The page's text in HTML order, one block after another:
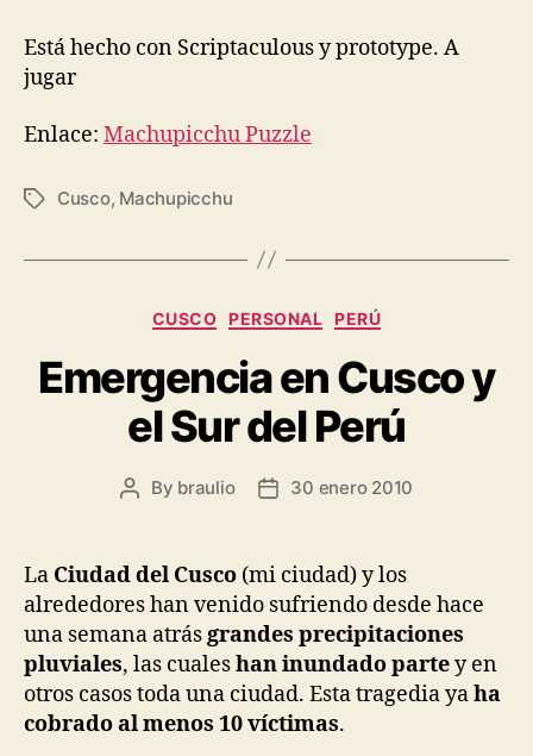
Está hecho con Scriptaculous y prototype. A
jugar
Enlace: Machupicchu Puzzle
TagsCusco, Machupicchu
Categories
CUSCO PERSONAL PERÚ
Emergencia en Cusco y
el Sur del Perú
Post
By braulio
Post30 enero 2010
La Ciudad del Cusco (mi ciudad) y los
alrededores han venido sufriendo desde hace
una semana atrásgrandes precipitaciones
pluviales, las cualeshan inundado partey en
otros casos toda una ciudad. Esta tragedia yaha
cobrado al menos 10 víctimas.